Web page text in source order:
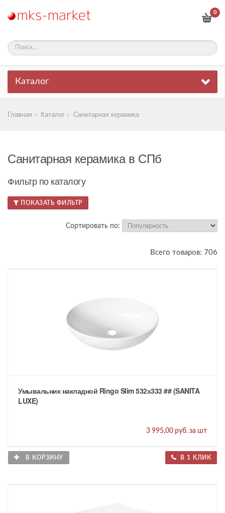
0
Каталог
Главная Каталог Санитарная керамика
Санитарная керамика в СПб
Фильтр по каталогу
ПОКАЗАТЬ ФИЛЬТР
Сортировать по:
Всего товаров: 706
Умывальник накладной Ringo Slim 532х333 ## (SANITA
LUXE)
3 995,00 руб. за шт
В КОРЗИНУ В 1 КЛИК